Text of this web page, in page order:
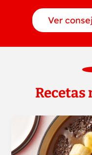
Ver
Recetas